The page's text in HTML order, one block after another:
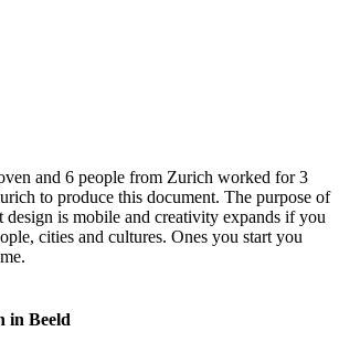
and 6 people from Zurich worked for 3
to produce this document. The purpose of
design is mobile and creativity expands if you
cities and cultures. Ones you start you
in Beeld